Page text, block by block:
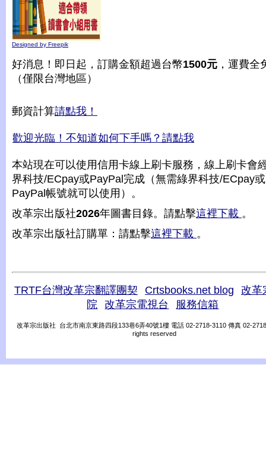
Designed by Freepik
好消息！即日起，訂購金額超過台幣1500元 ，運費全
（僅限台灣地區）
郵資計算請點我！
歡迎光臨！不知道如何下手嗎？請點我
本站現在可以使用信用卡線上刷卡服務，線上刷卡會
界科技/ECpay或PayPal完成（無需綠界科技/ECpay或
PayPal帳號就可以使用）。
改革宗出版社2026年圖書目錄。請點擊這裡下載 。
改革宗出版社訂購單：請點擊這裡下載 。
TRTF台灣改革宗翻譯團契 Crtsbooks.net blog
改革
院
改革宗電視台 服務信箱
改革宗出版社 台北市南京東路四段133巷6弄40號1樓 電話 02-2718-3110 傳真 02-
rights reserved